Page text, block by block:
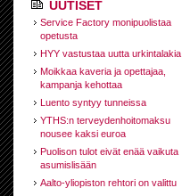
UUTISET
Service Factory monipuolistaa
opetusta
HYY vastustaa uutta urkintalakia
Moikkaa kaveria ja opettajaa,
kampanja kehottaa
Luento syntyy tunneissa
YTHS:n terveydenhoitomaksu
nousee kaksi euroa
Puolison tulot eivät enää vaikuta
asumislisään
Aalto-yliopiston rehtori on valittu